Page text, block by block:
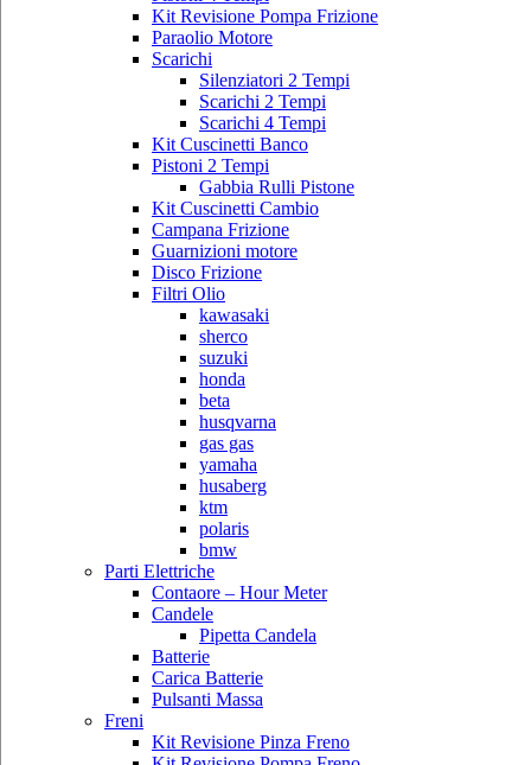
Kit Revisione Pompa Frizione
Paraolio Motore
Scarichi
Silenziatori 2 Tempi
Scarichi 2 Tempi
Scarichi 4 Tempi
Kit Cuscinetti Banco
Pistoni 2 Tempi
Gabbia Rulli Pistone
Kit Cuscinetti Cambio
Campana Frizione
Guarnizioni motore
Disco Frizione
Filtri Olio
kawasaki
sherco
suzuki
honda
beta
husqvarna
gas gas
yamaha
husaberg
ktm
polaris
bmw
Parti Elettriche
Contaore – Hour Meter
Candele
Pipetta Candela
Batterie
Carica Batterie
Pulsanti Massa
Freni
Kit Revisione Pinza Freno